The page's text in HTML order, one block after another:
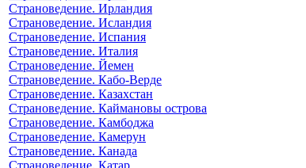
Страноведение. Ирландия
Страноведение. Исландия
Страноведение. Испания
Страноведение. Италия
Страноведение. Йемен
Страноведение. Кабо-Верде
Страноведение. Казахстан
Страноведение. Каймановы острова
Страноведение. Камбоджа
Страноведение. Камерун
Страноведение. Канада
Страноведение. Катар